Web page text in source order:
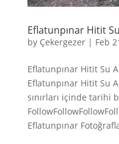
Eflatunpınar Hitit Su
by Çekergezer| Feb
Eflatunpınar Hitit Su
Eflatunpınar Hitit Su
sınırları içinde tarihi
Eflatunpınar